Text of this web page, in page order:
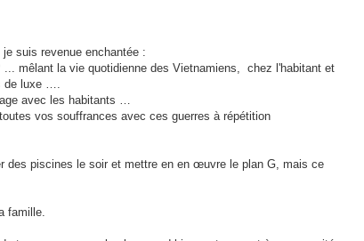
suis revenue enchantée :
mêlant la vie quotidienne des Vietnamiens, chez l'habitant et
de luxe ….
avec les habitants …
vos souffrances avec ces guerres à répétition
des piscines le soir et mettre en en œuvre le plan G, mais ce
famille.